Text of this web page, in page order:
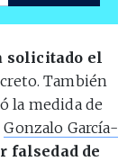
solicitado el
También
la medida de
Gonzalo García-
falsedad de